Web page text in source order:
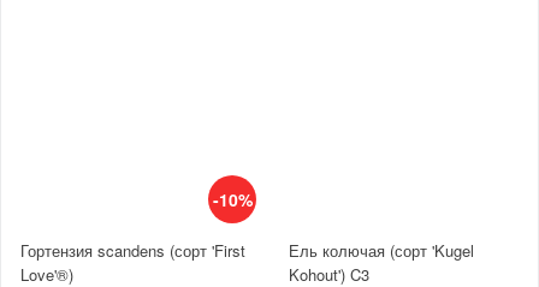
-10%
Гортензия scandens (сорт 'First
Love'®)
Ель колючая (сорт 'Kugel
Kohout') C3